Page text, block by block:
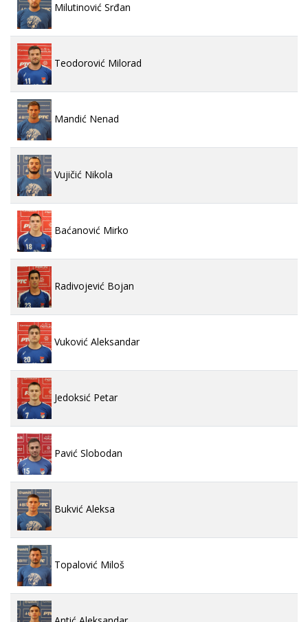
Milutinović Srđan
Teodorović Milorad
Mandić Nenad
Vujičić Nikola
Baćanović Mirko
Radivojević Bojan
Vuković Aleksandar
Jedoksić Petar
Pavić Slobodan
Bukvić Aleksa
Topalović Miloš